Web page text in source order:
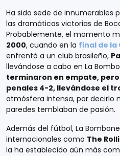
Ha sido sede de innumerables
las dramáticas victorias de
Probablemente, el momento
2000, cuando en la final de la
enfrentó a un club brasileño,
llevándose a cabo en La
terminaron en empate,
penales 4-2, llevándose el
atmósfera intensa, por decirlo
paredes temblaban de pasión.
Además del fútbol, La
internacionales como The
la ha establecido aún más